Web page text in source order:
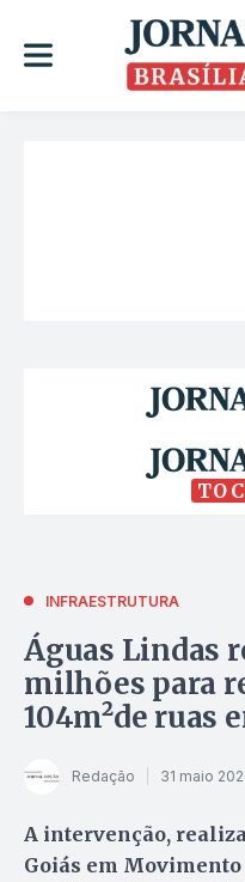
INFRAESTRUTURA
Águas Lindas
milhões para
104m²de ruas
Redação 31 maio
A intervenção,
Goiás em